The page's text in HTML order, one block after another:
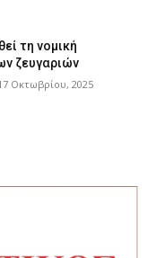
τη νομική
ζευγαριών
Οκτωβρίου, 2025